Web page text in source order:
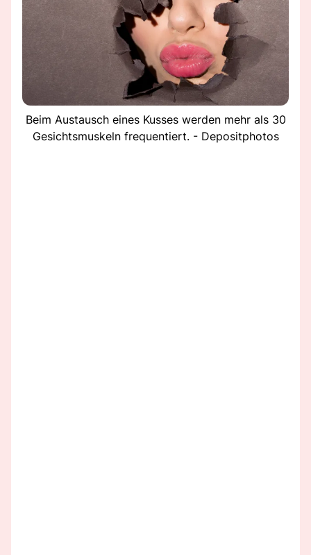
Beim Austausch eines Kusses werden mehr als 30
Gesichtsmuskeln frequentiert. - Depositphotos